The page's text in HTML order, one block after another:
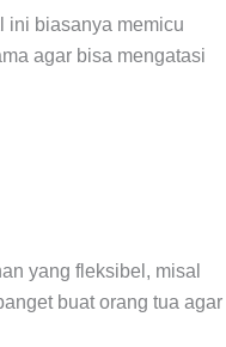
ini biasanya memicu
agar bisa mengatasi
yang fleksibel, misal
buat orang tua agar